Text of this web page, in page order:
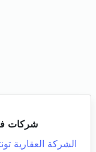
شركات
الشركة العقارية